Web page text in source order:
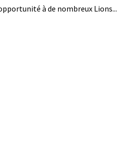
à de nombreux Lions...